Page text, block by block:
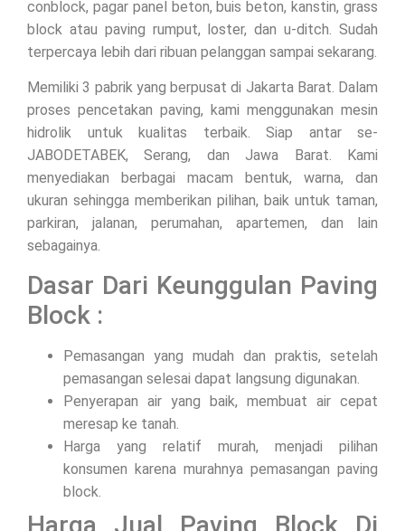
conblock, pagar panel beton, buis beton, kanstin, grass
block atau paving rumput, loster, dan u-ditch. Sudah
terpercaya lebih dari ribuan pelanggan sampai sekarang.
Memiliki 3 pabrik yang berpusat di Jakarta Barat. Dalam
proses pencetakan paving, kami menggunakan mesin
hidrolik untuk kualitas terbaik. Siap antar se-
JABODETABEK, Serang, dan Jawa Barat. Kami
menyediakan berbagai macam bentuk, warna, dan
ukuran sehingga memberikan pilihan, baik untuk taman,
parkiran, jalanan, perumahan, apartemen, dan lain
sebagainya.
Dasar Dari Keunggulan Paving
Block :
Pemasangan yang mudah dan praktis, setelah
pemasangan selesai dapat langsung digunakan.
Penyerapan air yang baik, membuat air cepat
meresap ke tanah.
Harga yang relatif murah, menjadi pilihan
konsumen karena murahnya pemasangan paving
block.
Harga Jual Paving Block Di